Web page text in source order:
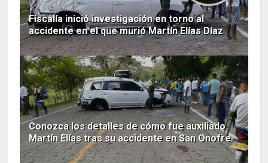
Fiscalía inició investigación en torno al
accidente en el que murió Martín Elías Díaz
Conozca los detalles de cómo fue auxiliado
Martín Elías tras su accidente en San Onofre